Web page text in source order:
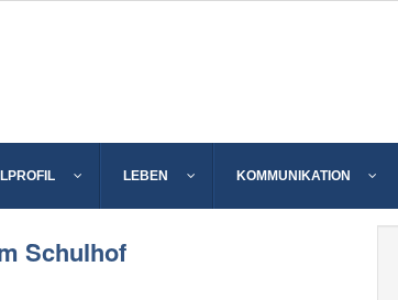
LEBEN KOMMUNIKATION
Schulhof